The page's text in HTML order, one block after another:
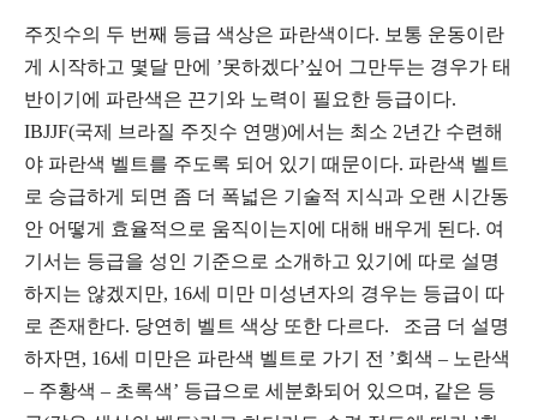
주짓수의 두 번째 등급 색상은 파란색이다. 보통 운동이란
게 시작하고 몇달 만에 ’못하겠다’싶어 그만두는 경우가 태
반이기에 파란색은 끈기와 노력이 필요한 등급이다.
IBJJF(국제 브라질 주짓수 연맹)에서는 최소 2년간 수련해
야 파란색 벨트를 주도록 되어 있기 때문이다. 파란색 벨트
로 승급하게 되면 좀 더 폭넓은 기술적 지식과 오랜 시간동
안 어떻게 효율적으로 움직이는지에 대해 배우게 된다. 여
기서는 등급을 성인 기준으로 소개하고 있기에 따로 설명
하지는 않겠지만, 16세 미만 미성년자의 경우는 등급이 따
로 존재한다. 당연히 벨트 색상 또한 다르다. 조금 더 설명
하자면, 16세 미만은 파란색 벨트로 가기 전 ’회색 – 노란색
– 주황색 – 초록색’ 등급으로 세분화되어 있으며, 같은 등